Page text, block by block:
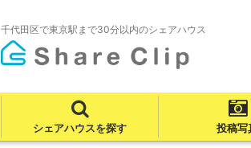
千代田区で東京駅まで30分以内のシェアハウス
シェアハウスを探す 投稿写